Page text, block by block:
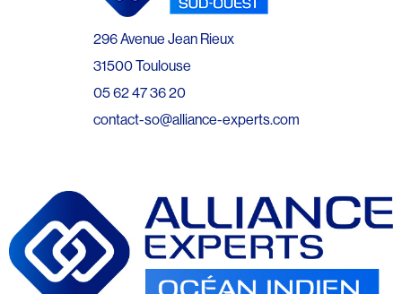
296 Avenue Jean Rieux
31500 Toulouse
05 62 47 36 20
contact-so@alliance-experts.com